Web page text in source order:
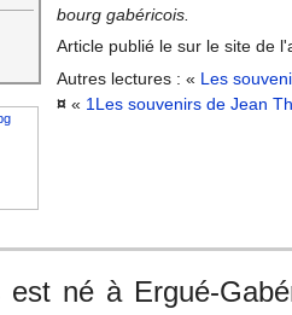
bourg gabéricois.
Article publié le sur le site de
Autres lectures : « Les
¤ « 1Les souvenirs de Jean
est né à Ergué-